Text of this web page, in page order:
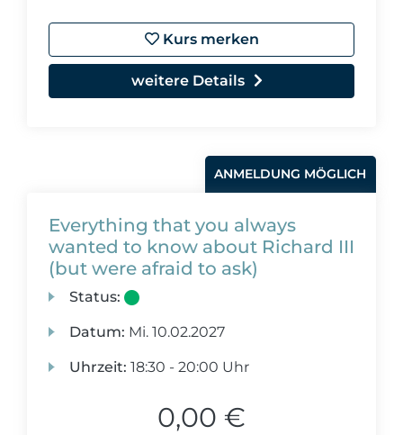
Kurs merken
weitere Details
ANMELDUNG MÖGLICH
Everything that you always
wanted to know about Richard III
(but were afraid to ask)
Status:
Datum: Mi. 10.02.2027
Uhrzeit: 18:30 - 20:00 Uhr
0,00 €